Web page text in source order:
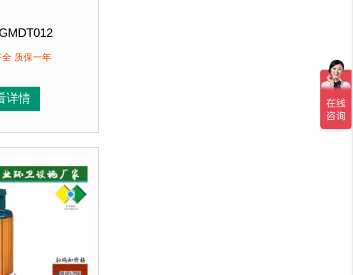
电喷涂再经烘箱高温烘烤色泽亮丽美观，并具有防潮、防腐、
型，垃圾桶经磷化喷砂处理后采用户外塑粉静电喷涂再经烘箱
高900mm
厂家直销 来图定制
质镀锌钢板裁剪、压制、折弯后再焊接而成型，垃圾桶经磷化
质保一年
详情